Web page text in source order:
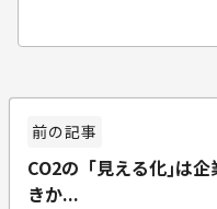
CO2の「見える化｣は
きか...